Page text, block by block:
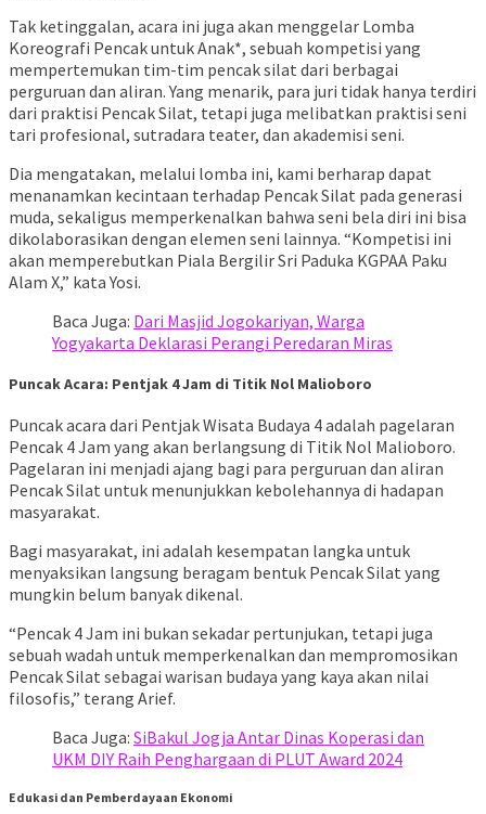
Tak ketinggalan, acara ini juga akan menggelar Lomba
Koreografi Pencak untuk Anak*, sebuah kompetisi yang
mempertemukan tim-tim pencak silat dari berbagai
perguruan dan aliran. Yang menarik, para juri tidak hanya terdiri
dari praktisi Pencak Silat, tetapi juga melibatkan praktisi seni
tari profesional, sutradara teater, dan akademisi seni.
Dia mengatakan, melalui lomba ini, kami berharap dapat
menanamkan kecintaan terhadap Pencak Silat pada generasi
muda, sekaligus memperkenalkan bahwa seni bela diri ini bisa
dikolaborasikan dengan elemen seni lainnya. “Kompetisi ini
akan memperebutkan Piala Bergilir Sri Paduka KGPAA Paku
Alam X,” kata Yosi.
Baca Juga: Dari Masjid Jogokariyan, Warga
Yogyakarta Deklarasi Perangi Peredaran Miras
Puncak Acara: Pentjak 4 Jam di Titik Nol Malioboro
Puncak acara dari Pentjak Wisata Budaya 4 adalah pagelaran
Pencak 4 Jam yang akan berlangsung di Titik Nol Malioboro.
Pagelaran ini menjadi ajang bagi para perguruan dan aliran
Pencak Silat untuk menunjukkan kebolehannya di hadapan
masyarakat.
Bagi masyarakat, ini adalah kesempatan langka untuk
menyaksikan langsung beragam bentuk Pencak Silat yang
mungkin belum banyak dikenal.
“Pencak 4 Jam ini bukan sekadar pertunjukan, tetapi juga
sebuah wadah untuk memperkenalkan dan mempromosikan
Pencak Silat sebagai warisan budaya yang kaya akan nilai
filosofis,” terang Arief.
Baca Juga: SiBakul Jogja Antar Dinas Koperasi dan
UKM DIY Raih Penghargaan di PLUT Award 2024
Edukasi dan Pemberdayaan Ekonomi